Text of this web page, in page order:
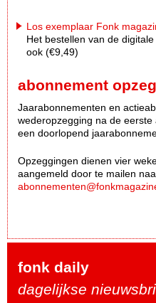
Los exemplaar Fonk
Het bestellen van de
ook (€9,49)
abonnement
Jaarabonnementen en
wederopzegging na de
een doorlopend
Opzeggingen dienen vier
aangemeld door te mailen
fonk daily
dagelijkse